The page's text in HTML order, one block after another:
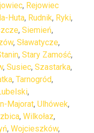
, Rejowiec
Huta, Rudnik, Ryki,
, Siemień,
, Sławatycze,
, Stary Zamość,
, Susiec, Szastarka,
, Tarnogród,
,
Majorat, Ulhówek,
, Wilkołaz,
, Wojcieszków,